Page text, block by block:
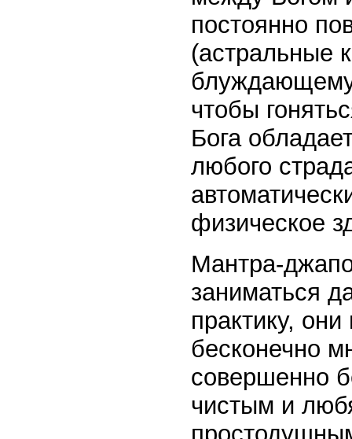
постоянно
(астральные
блуждающему
чтобы
Бога
любого
физическое
Мантра-
заниматься
практику,
бесконечно
совершенно
чистым и